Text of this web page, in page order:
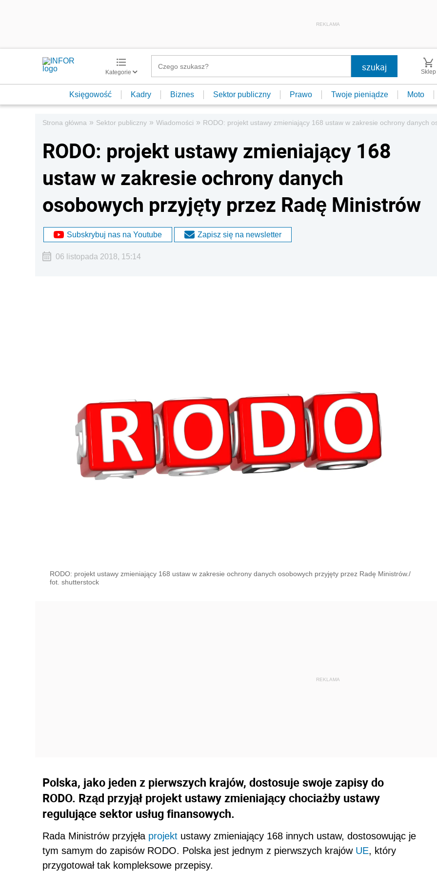
REKLAMA
Kategorie Sklep
Księgowość Kadry Biznes Sektor publiczny Prawo Twoje pieniądze Moto
Strona główna » Sektor publiczny » Wiadomości » RODO: projekt ustawy zmieniający 168 ustaw w zakresie ochrony danych
RODO: projekt ustawy zmieniający 168
ustaw w zakresie ochrony danych
osobowych przyjęty przez Radę Ministrów
Subskrybuj nas na Youtube Zapisz się na newsletter
06 listopada 2018, 15:14
RODO: projekt ustawy zmieniający 168 ustaw w zakresie ochrony danych osobowych przyjęty przez Radę Ministrów./
fot. shutterstock
Polska, jako jeden z pierwszych krajów, dostosuje swoje zapisy do
RODO. Rząd przyjął projekt ustawy zmieniający chociażby ustawy
regulujące sektor usług finansowych.
Rada Ministrów przyjęła projekt ustawy zmieniający 168 innych ustaw, dostosowując je
tym samym do zapisów RODO. Polska jest jednym z pierwszych krajów UE, który
przygotował tak kompleksowe przepisy.